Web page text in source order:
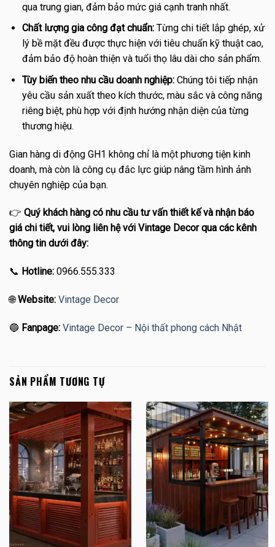
qua trung gian, đảm bảo mức giá cạnh tranh nhất.
Chất lượng gia công đạt chuẩn:Từng chi tiết lắp ghép, xử
lý bề mặt đều được thực hiện với tiêu chuẩn kỹ thuật cao,
đảm bảo độ hoàn thiện và tuổi thọ lâu dài cho sản phẩm.
Tùy biến theo nhu cầu doanh nghiệp:Chúng tôi tiếp nhận
yêu cầu sản xuất theo kích thước, màu sắc và công năng
riêng biệt, phù hợp với định hướng nhận diện của từng
thương hiệu.
Gian hàng di động GH1 không chỉ là một phương tiện kinh
doanh, mà còn là công cụ đắc lực giúp nâng tầm hình ảnh
chuyên nghiệp của bạn.
👉 Quý khách hàng có nhu cầu tư vấn thiết kế và nhận báo
giá chi tiết, vui lòng liên hệ với Vintage Decor qua các kênh
thông tin dưới đây:
📞 Hotline: 0966.555.333
🌐Website: Vintage Decor
🔵 Fanpage: Vintage Decor – Nội thất phong cách Nhật
SẢN PHẨM TƯƠNG TỰ